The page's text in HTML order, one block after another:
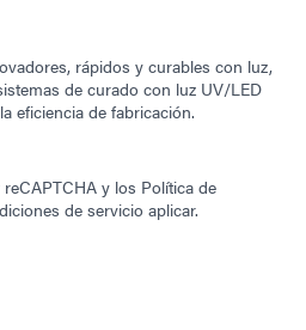
rápidos y curables con luz,
de curado con luz UV/LED
eficiencia de fabricación.
y los Política de
de servicio aplicar.